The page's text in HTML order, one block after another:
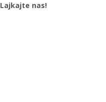
Lajkajte nas!